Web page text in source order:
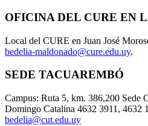
OFICINA DEL CURE EN
Local del CURE en Juan José
bedelia-maldonado@cure.edu.uy.
SEDE TACUAREMBÓ
Campus: Ruta 5, km. 386,200 Sede
Domingo Catalina 4632 3911, 4632
bedelia@cut.edu.uy